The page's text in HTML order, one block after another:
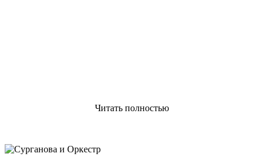
Читать полностью